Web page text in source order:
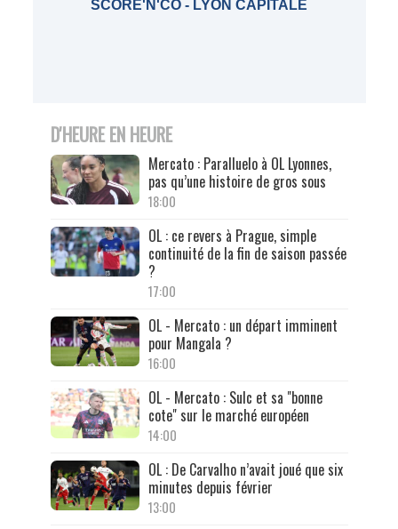
SCORE'N'CO - LYON CAPITALE
D'HEURE EN HEURE
Mercato : Paralluelo à OL Lyonnes,
pas qu’une histoire de gros sous
18:00
OL : ce revers à Prague, simple
continuité de la fin de saison passée
?
17:00
OL - Mercato : un départ imminent
pour Mangala ?
16:00
OL - Mercato : Sulc et sa "bonne
cote" sur le marché européen
14:00
OL : De Carvalho n’avait joué que six
minutes depuis février
13:00